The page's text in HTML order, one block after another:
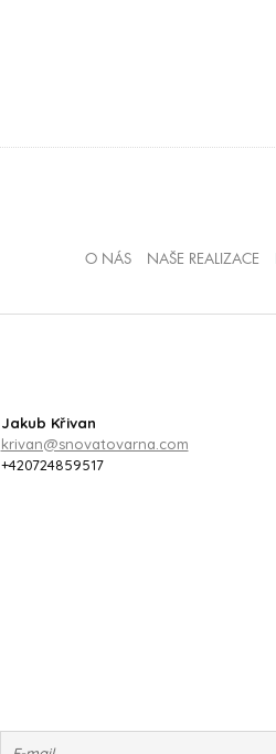
O NÁS NAŠE REALIZACE
Jakub Křivan
krivan@snovatovarna.com
+420724859517